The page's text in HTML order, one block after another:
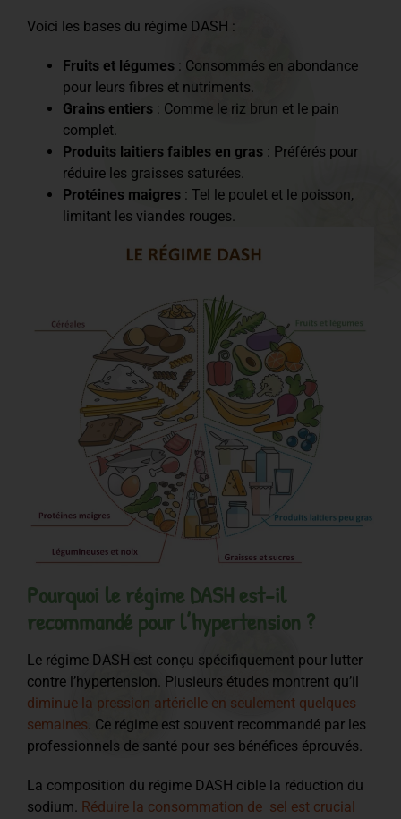
Voici les bases du régime DASH :
Fruits et légumes : Consommés en abondance
pour leurs fibres et nutriments.
Grains entiers : Comme le riz brun et le pain
complet.
Produits laitiers faibles en gras : Préférés pour
réduire les graisses saturées.
Protéines maigres : Tel le poulet et le poisson,
limitant les viandes rouges.
Pourquoi le régime DASH est-il
recommandé pour l’hypertension ?
Le régime DASH est conçu spécifiquement pour lutter
contre l’hypertension. Plusieurs études montrent qu’il
diminue la pression artérielle en seulement quelques
semaines. Ce régime est souvent recommandé par les
professionnels de santé pour ses bénéfices éprouvés.
La composition du régime DASH cible la réduction du
sodium. Réduire la consommation de sel est crucial